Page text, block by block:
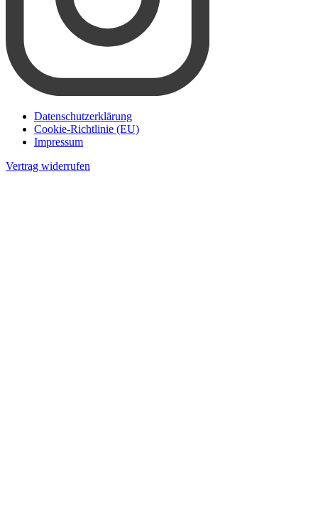
Datenschutzerklärung
Cookie-Richtlinie (EU)
Impressum
Vertrag widerrufen